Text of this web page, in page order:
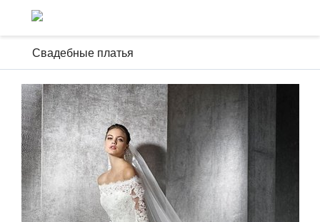
Свадебные платья